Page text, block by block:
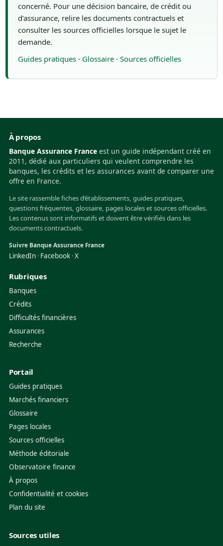
concerné. Pour une décision bancaire, de crédit ou
d’assurance, relire les documents contractuels et
consulter les sources officielles lorsque le sujet le
demande.
Guides pratiques· Glossaire· Sources officielles
À propos
Banque Assurance France est un guide indépendant créé en
2011, dédié aux particuliers qui veulent comprendre les
banques, les crédits et les assurances avant de comparer une
offre en France.
Le site rassemble fiches d’établissements, guides pratiques,
questions fréquentes, glossaire, pages locales et sources officielles.
Les contenus sont informatifs et doivent être vérifiés dans les
documents contractuels.
Suivre Banque Assurance France
LinkedIn · Facebook ·X
Rubriques
Banques
Crédits
Difficultés financières
Assurances
Recherche
Portail
Guides pratiques
Marchés financiers
Glossaire
Pages locales
Sources officielles
Méthode éditoriale
Observatoire finance
À propos
Confidentialité et cookies
Plan du site
Sources utiles